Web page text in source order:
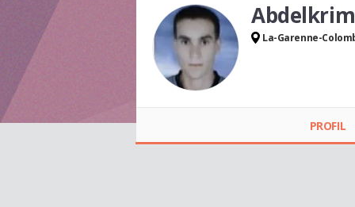
Abdelkrim
La-Garenne-
PROFIL